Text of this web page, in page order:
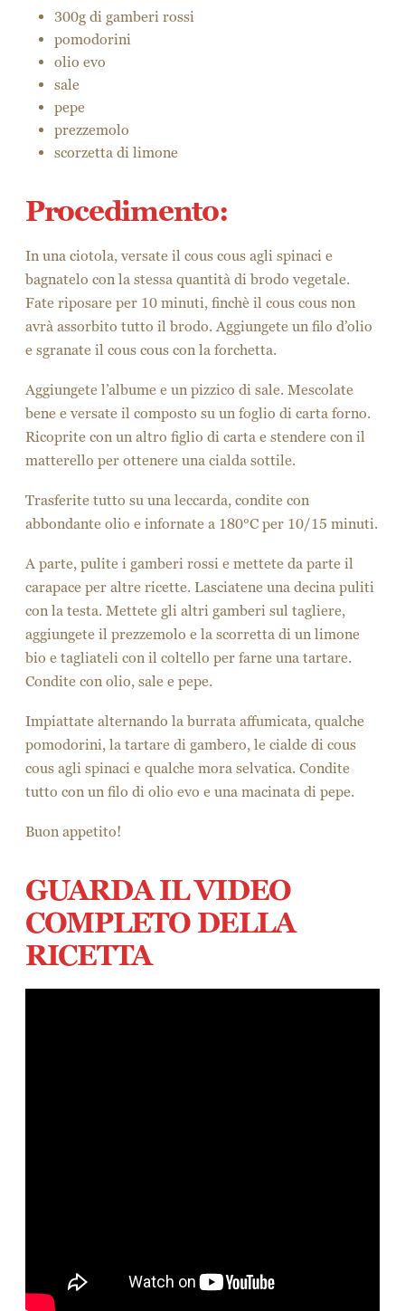
300g di gamberi rossi
pomodorini
olio evo
sale
pepe
prezzemolo
scorzetta di limone
Procedimento:
In una ciotola, versate il cous cous agli spinaci e
bagnatelo con la stessa quantità di brodo vegetale.
Fate riposare per 10 minuti, finchè il cous cous non
avrà assorbito tutto il brodo. Aggiungete un filo d’olio
e sgranate il cous cous con la forchetta.
Aggiungete l’albume e un pizzico di sale. Mescolate
bene e versate il composto su un foglio di carta forno.
Ricoprite con un altro figlio di carta e stendere con il
matterello per ottenere una cialda sottile.
Trasferite tutto su una leccarda, condite con
abbondante olio e infornate a 180°C per 10/15 minuti.
A parte, pulite i gamberi rossi e mettete da parte il
carapace per altre ricette. Lasciatene una decina puliti
con la testa. Mettete gli altri gamberi sul tagliere,
aggiungete il prezzemolo e la scorretta di un limone
bio e tagliateli con il coltello per farne una tartare.
Condite con olio, sale e pepe.
Impiattate alternando la burrata affumicata, qualche
pomodorini, la tartare di gambero, le cialde di cous
cous agli spinaci e qualche mora selvatica. Condite
tutto con un filo di olio evo e una macinata di pepe.
Buon appetito!
GUARDA IL VIDEO
COMPLETO DELLA
RICETTA